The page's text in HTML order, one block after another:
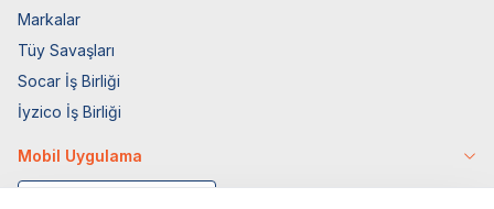
Markalar
Tüy Savaşları
Socar İş Birliği
İyzico İş Birliği
Mobil Uygulama